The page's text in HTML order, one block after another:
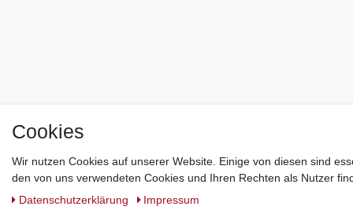
Cookies
Wir nutzen Cookies auf unserer Website. Einige von diesen sind
den von uns verwendeten Cookies und Ihren Rechten als Nutzer
Daten­schutz­erklärung
Impressum